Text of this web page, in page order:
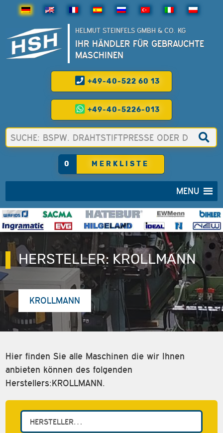
HELMUT STEINFELS GMBH & CO. KG
IHR HÄNDLER FÜR GEBRAUCHTE
MASCHINEN
+49-40-522 60 13
+49-40-5226-013
0 MERKLISTE
MENU
HERSTELLER: KROLLMANN
KROLLMANN
Hier finden Sie alle Maschinen die wir Ihnen
anbieten können des folgenden
Herstellers:KROLLMANN.